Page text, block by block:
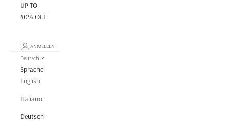
UP TO
40% OFF
ANMELDEN
Deutsch
Sprache
English
Italiano
Deutsch